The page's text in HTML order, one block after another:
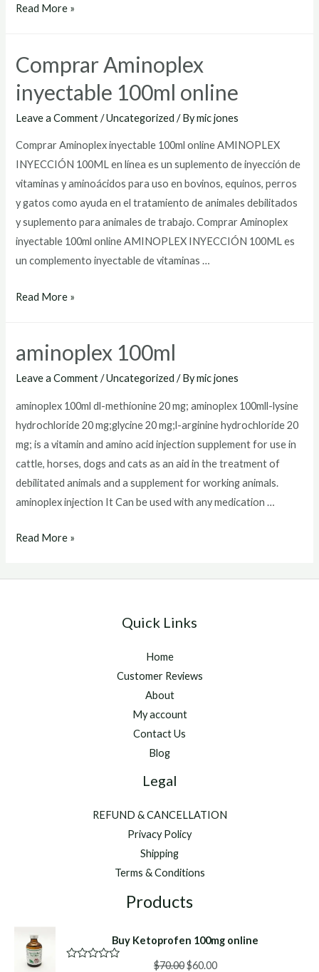
aminoplex
Read More »
Comprar Aminoplex
inyectable 100ml online
Leave a Comment /Uncategorized / Bymic jones
Comprar Aminoplex inyectable 100ml online AMINOPLEX
INYECCIÓN 100ML en línea es un suplemento de inyección de
vitaminas y aminoácidos para uso en bovinos, equinos, perros
y gatos como ayuda en el tratamiento de animales debilitados
y suplemento para animales de trabajo. Comprar Aminoplex
inyectable 100ml online AMINOPLEX INYECCIÓN 100ML es
un complemento inyectable de vitaminas …
Comprar
100ml
online
Read More »
aminoplex 100ml
Leave a Comment /Uncategorized / Bymic jones
aminoplex 100ml dl-methionine 20 mg; aminoplex 100mll-lysine
hydrochloride 20 mg;glycine 20 mg;l-arginine hydrochloride 20
mg; is a vitamin and amino acid injection supplement for use in
cattle, horses, dogs and cats as an aid in the treatment of
debilitated animals and a supplement for working animals.
aminoplex injection It Can be used with any medication …
aminoplex
Read More »
Quick Links
Home
Customer Reviews
About
My account
Contact Us
Blog
Legal
REFUND & CANCELLATION
Privacy Policy
Shipping
Terms & Conditions
Products
Buy Ketoprofen 100mg online
$70.00Original
$60.00Current